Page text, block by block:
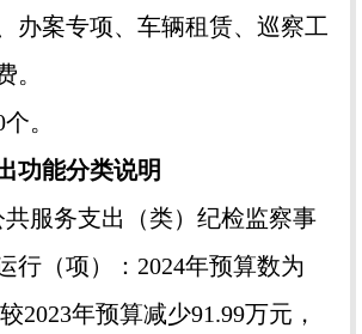
办案专项、车辆租赁、巡察工
。
。
功能分类说明
务支出（类）纪检监察事
行（项）：2024年预算数为
2023年预算减少91.99万元，